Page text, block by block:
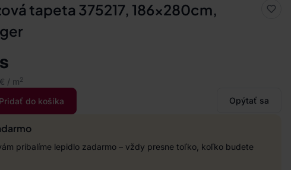
tapeta 375217, 186x280cm,
/ m2
Pridať do košíka Opýtať sa
pribalíme lepidlo zadarmo – vždy presne toľko, koľko budete